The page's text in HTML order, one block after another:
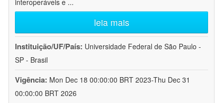
interoperáveis e ...
leia mais
Instituição/UF/País: Universidade Federal de São Paulo -
SP - Brasil
Vigência: Mon Dec 18 00:00:00 BRT 2023-Thu Dec 31
00:00:00 BRT 2026